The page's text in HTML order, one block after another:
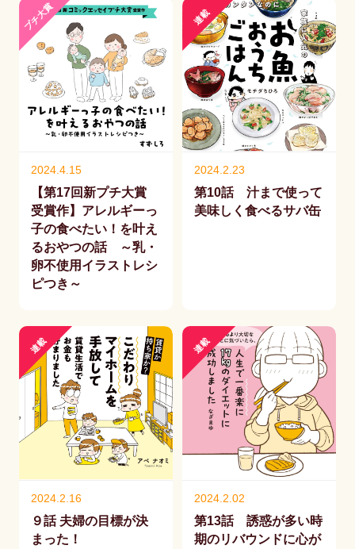
プチ大賞
2024.4.15
【第17回新プチ大賞
受賞作】アレルギーっ
子の食べたい！を叶え
るおやつの話 ～乳・
卵不使用イラストレシ
ピつき～
連載
2024.2.23
第10話 汁まで使って
美味しく食べるサバ缶
連載
2024.2.16
９話 夫婦の目標が決
まった！
連載
2024.2.02
第13話 誘惑が多い時
期のリバウンドに心が